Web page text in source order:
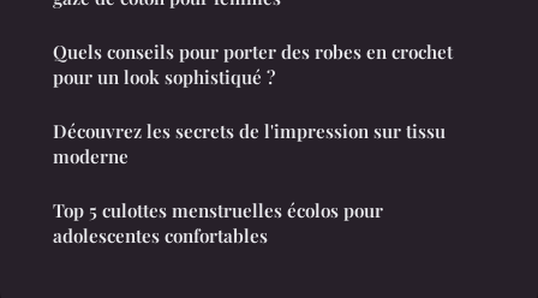
Quels conseils pour porter des robes en crochet
pour un look sophistiqué ?
Découvrez les secrets de l'impression sur tissu
moderne
Top 5 culottes menstruelles écolos pour
adolescentes confortables